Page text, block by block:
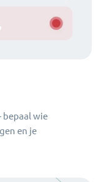
bepaal wie
en je